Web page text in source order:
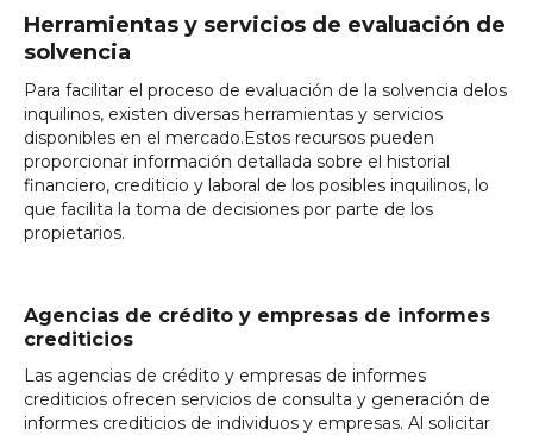
Herramientas y servicios de evaluación de
solvencia
Para facilitar el proceso de evaluación de la solvencia delos
inquilinos, existen diversas herramientas y servicios
disponibles en el mercado.Estos recursos pueden
proporcionar información detallada sobre el historial
financiero, crediticio y laboral de los posibles inquilinos, lo
que facilita la toma de decisiones por parte de los
propietarios.
Agencias de crédito y empresas de informes
crediticios
Las agencias de crédito y empresas de informes
crediticios ofrecen servicios de consulta y generación de
informes crediticios de individuos y empresas. Al solicitar